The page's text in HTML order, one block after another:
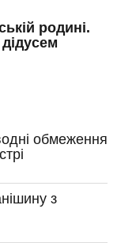
родині.
обмеження
з